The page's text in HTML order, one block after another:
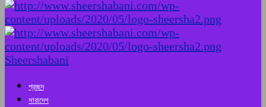
Sheershabani
প্রচ্ছদ
সারাদেশ